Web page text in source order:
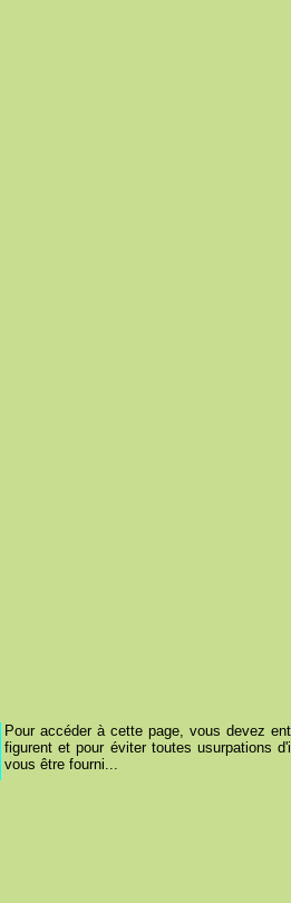
Pour accéder à cette page, vous devez
figurent et pour éviter toutes usurpations
vous être fourni...